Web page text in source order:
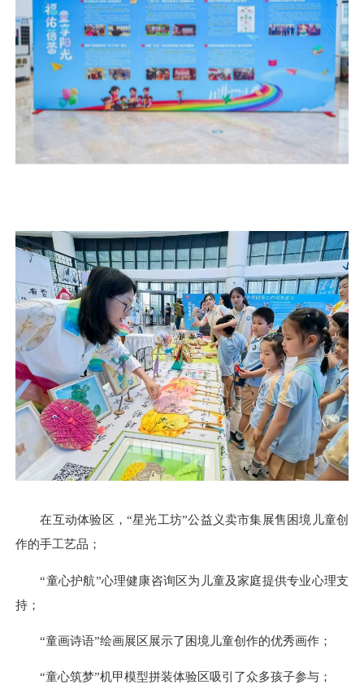
在互动体验区，“星光工坊”公益义卖市集展售困境儿童创
作的手工艺品；
“童心护航”心理健康咨询区为儿童及家庭提供专业心理支
持；
“童画诗语”绘画展区展示了困境儿童创作的优秀画作；
“童心筑梦”机甲模型拼装体验区吸引了众多孩子参与；